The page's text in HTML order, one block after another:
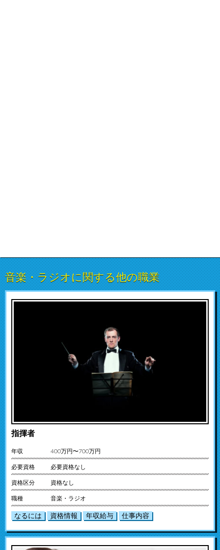
音楽・ラジオに関する他の職業
指揮者
年収 400万円〜700万円
必要資格 必要資格なし
資格区分 資格なし
職種 音楽・ラジオ
なるには 資格情報 年収給与 仕事内容